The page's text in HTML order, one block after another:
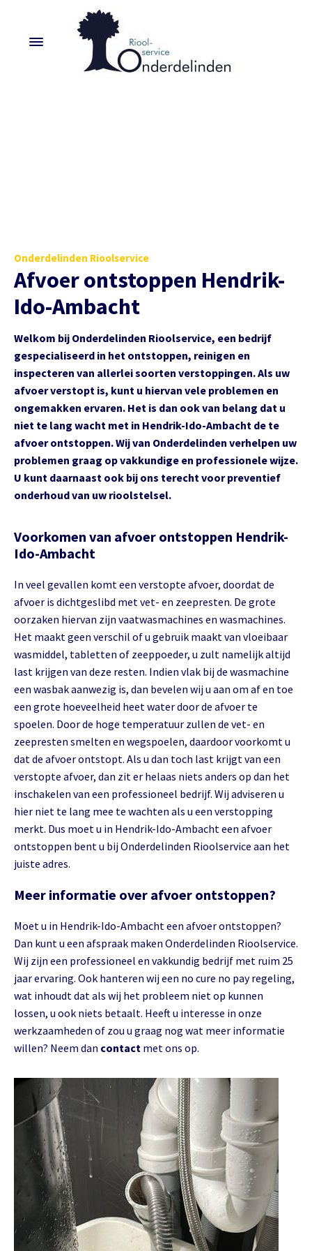
Onderdelinden Rioolservice
Afvoer ontstoppen Hendrik-
Ido-Ambacht
Welkom bij Onderdelinden Rioolservice, een bedrijf
gespecialiseerd in het ontstoppen, reinigen en
inspecteren van allerlei soorten verstoppingen. Als uw
afvoer verstopt is, kunt u hiervan vele problemen en
ongemakken ervaren. Het is dan ook van belang dat u
niet te lang wacht met in Hendrik-Ido-Ambacht de te
afvoer ontstoppen. Wij van Onderdelinden verhelpen uw
problemen graag op vakkundige en professionele wijze.
U kunt daarnaast ook bij ons terecht voor preventief
onderhoud van uw rioolstelsel.
Voorkomen van afvoer ontstoppen Hendrik-
Ido-Ambacht
In veel gevallen komt een verstopte afvoer, doordat de
afvoer is dichtgeslibd met vet- en zeepresten. De grote
oorzaken hiervan zijn vaatwasmachines en wasmachines.
Het maakt geen verschil of u gebruik maakt van vloeibaar
wasmiddel, tabletten of zeeppoeder, u zult namelijk altijd
last krijgen van deze resten. Indien vlak bij de wasmachine
een wasbak aanwezig is, dan bevelen wij u aan om af en toe
een grote hoeveelheid heet water door de afvoer te
spoelen. Door de hoge temperatuur zullen de vet- en
zeepresten smelten en wegspoelen, daardoor voorkomt u
dat de afvoer ontstopt. Als u dan toch last krijgt van een
verstopte afvoer, dan zit er helaas niets anders op dan het
inschakelen van een professioneel bedrijf. Wij adviseren u
hier niet te lang mee te wachten als u een verstopping
merkt. Dus moet u in Hendrik-Ido-Ambacht een afvoer
ontstoppen bent u bij Onderdelinden Rioolservice aan het
juiste adres.
Meer informatie over afvoer ontstoppen?
Moet u in Hendrik-Ido-Ambacht een afvoer ontstoppen?
Dan kunt u een afspraak maken Onderdelinden Rioolservice.
Wij zijn een professioneel en vakkundig bedrijf met ruim 25
jaar ervaring. Ook hanteren wij een no cure no pay regeling,
wat inhoudt dat als wij het probleem niet op kunnen
lossen, u ook niets betaalt. Heeft u interesse in onze
werkzaamheden of zou u graag nog wat meer informatie
willen? Neem dan contact met ons op.